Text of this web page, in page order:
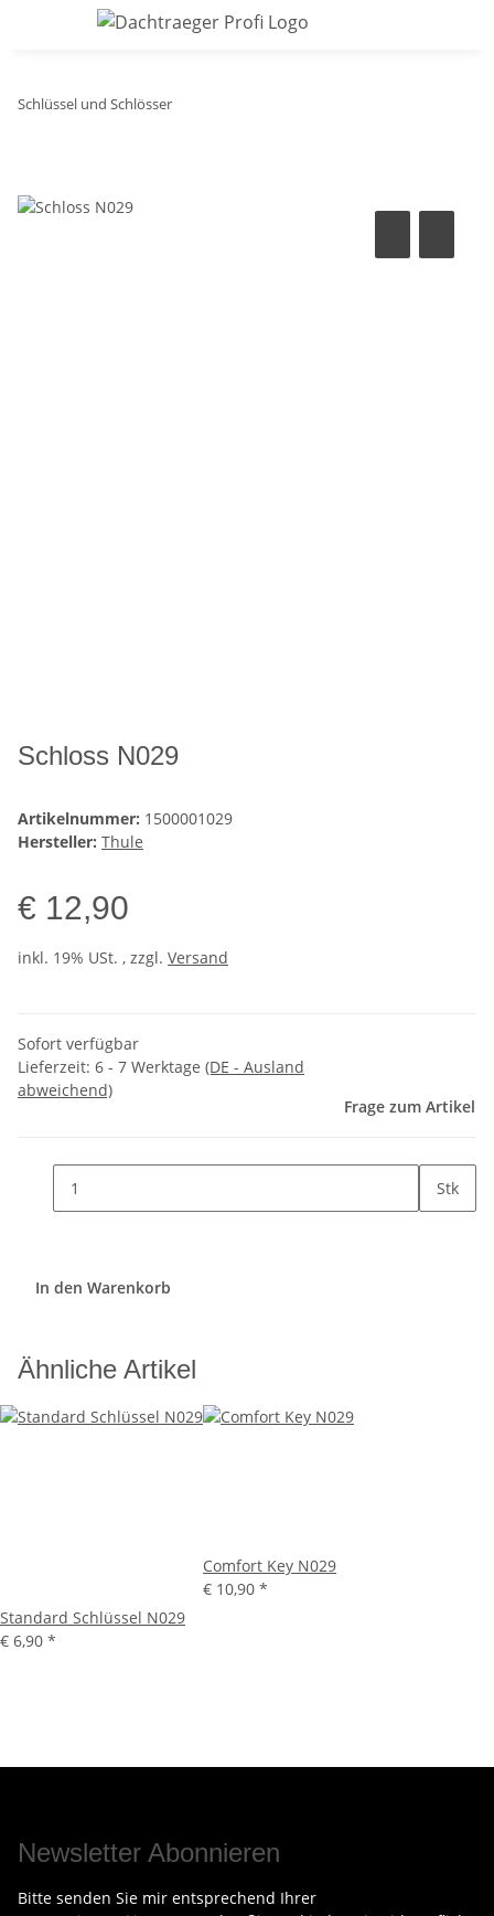
Schlüssel und Schlösser
Schloss N029
Artikelnummer: 1500001029
Hersteller: Thule
€ 12,90
inkl. 19% USt. , zzgl. Versand
Sofort verfügbar
Lieferzeit: 6 - 7 Werktage (DE - Ausland
abweichend)
Frage zum Artikel
Stk
In den Warenkorb
Ähnliche Artikel
Standard Schlüssel N029
€ 6,90 *
Comfort Key N029
€ 10,90 *
Newsletter Abonnieren
Bitte senden Sie mir entsprechend Ihrer